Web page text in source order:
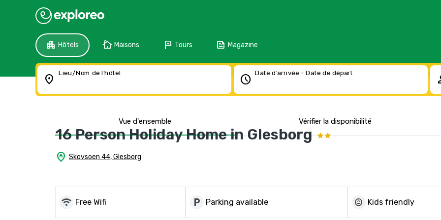
apartment Hôtels cottage Maisons tour Tours feed Magazine
location_on Lieu/Nom de l'hôtel schedule Date d'arrivée - Date de départ
Vue d'ensemble Vérifier la disponibilité
16 Person Holiday Home in Glesborg
home_pin Skovsoen 44, Glesborg
wifi Free Wifi local_parking Parking available child_care Kids friendly